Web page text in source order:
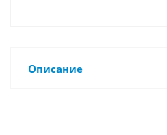
Описание